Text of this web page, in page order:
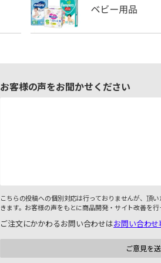
お客様の声をお聞かせください
こちらの投稿への個別対応は行っておりませんが、頂
きます。お客様の声をもとに商品開発・サイト改善を行
ご注文にかかわるお問い合わせはお問い合わ